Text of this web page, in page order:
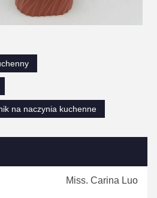
na naczynia kuchenne
Miss. Carina Luo